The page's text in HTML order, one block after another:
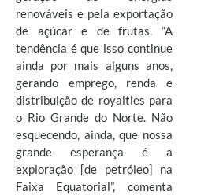
renováveis e pela exportação
de açúcar e de frutas. “A
tendência é que isso continue
ainda por mais alguns anos,
gerando emprego, renda e
distribuição de royalties para
o Rio Grande do Norte. Não
esquecendo, ainda, que nossa
grande esperança é a
exploração [de petróleo] na
Faixa Equatorial”, comenta